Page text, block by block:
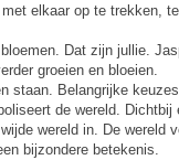
met elkaar op te trekken,
Dat zijn jullie.
groeien en bloeien.
staan. Belangrijke
de wereld. Dichtbij
wereld in. De wereld
bijzondere betekenis.